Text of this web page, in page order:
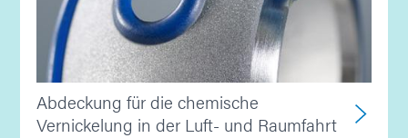
Abdeckung für die chemische
Vernickelung in der Luft- und Raumfahrt